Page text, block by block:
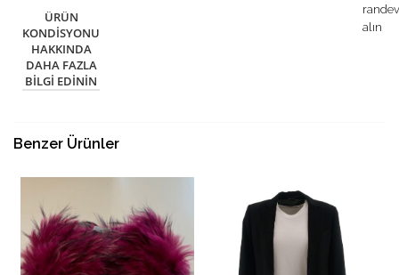
ÜRÜN
KONDISYONU
HAKKINDA
DAHA FAZLA
BILGI EDININ
alın
Benzer Ürünler